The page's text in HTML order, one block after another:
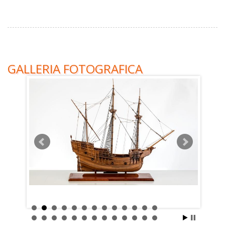
GALLERIA FOTOGRAFICA